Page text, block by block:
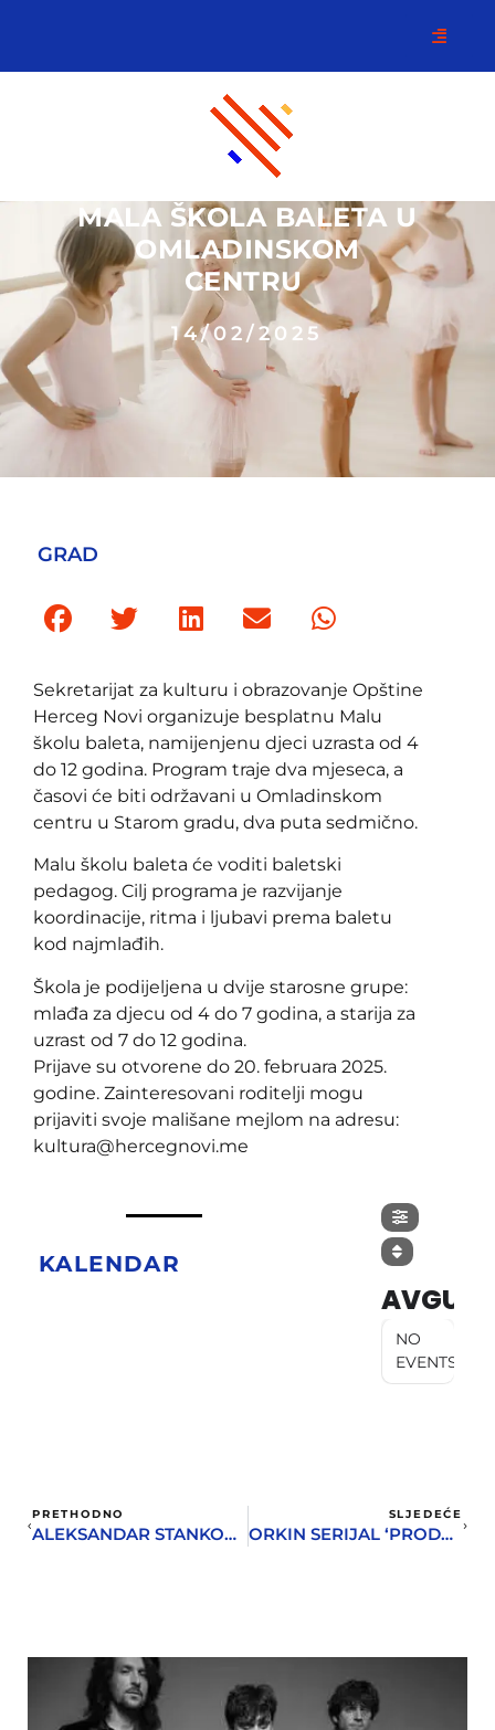
MALA ŠKOLA BALETA U
OMLADINSKOM
CENTRU
14/02/2025
GRAD
Sekretarijat za kulturu i obrazovanje Opštine
Herceg Novi organizuje besplatnu Malu
školu baleta, namijenjenu djeci uzrasta od 4
do 12 godina. Program traje dva mjeseca, a
časovi će biti održavani u Omladinskom
centru u Starom gradu, dva puta sedmično.
Malu školu baleta će voditi baletski
pedagog. Cilj programa je razvijanje
koordinacije, ritma i ljubavi prema baletu
kod najmlađih.
Škola je podijeljena u dvije starosne grupe:
mlađa za djecu od 4 do 7 godina, a starija za
uzrast od 7 do 12 godina.
Prijave su otvorene do 20. februara 2025.
godine. Zainteresovani roditelji mogu
prijaviti svoje mališane mejlom na adresu:
kultura@hercegnovi.me
KALENDAR
AVGUST
NO
EVENTS
PRETHODNO
ALEKSANDAR STANKOVIĆ – „IZ SVOJE KOŽE: ŽIVOT SA DEPRESIJOM“
SLJEDEĆE
ORKIN SERIJAL ‘PRODUCENTI U ROK MUZICI’ – TOM DOWD